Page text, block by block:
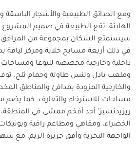
ومع الحدائق الطبيعية والأشجار
الهادئة، تقع الطبيعة في صميم المشروع
سيستمتع السكان بمجموعة من المرافق
في ذلك أربعة مسابح خلابة ومركز لياقة
داخلية وخارجية مخصصة لليوغا ومساحات
وملعب بادل وتنس طاولة وحمام ثلج. توفر
والخارجية المزودة بمدافئ والمناطق
مساحات للاسترخاء والتعارف. كما يضم
ريزيدنسيز" أحد أفخم ممشى في
الخضراء، ومقاهي ومطاعم راقية
الواجهة البحرية وأفق جزيرة الريم، مع